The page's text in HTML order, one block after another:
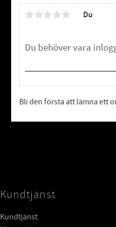
Du
Bli den första att lämna ett
Kundtjänst
Kundtjänst